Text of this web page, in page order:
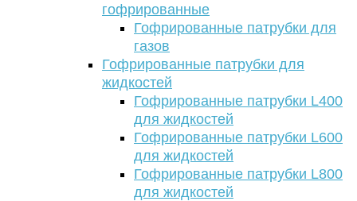
гофрированные
Гофрированные патрубки для
газов
Гофрированные патрубки для
жидкостей
Гофрированные патрубки L400
для жидкостей
Гофрированные патрубки L600
для жидкостей
Гофрированные патрубки L800
для жидкостей